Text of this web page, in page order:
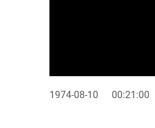
1974-08-10 00:21:00